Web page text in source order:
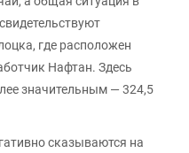
где расположен
Нафтан. Здесь
значительным — 324,5
сказываются на